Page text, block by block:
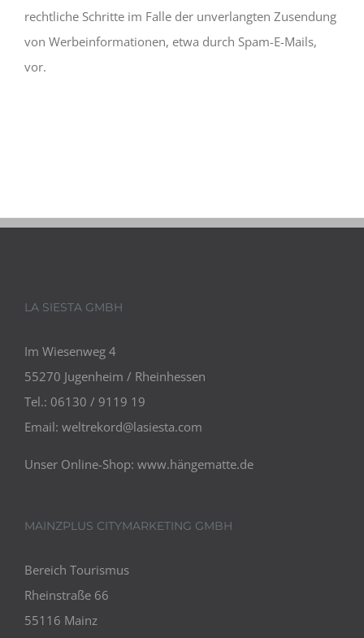
rechtliche Schritte im Falle der unverlangten Zusendung
von Werbeinformationen, etwa durch Spam-E-Mails,
vor.
LA SIESTA GMBH
Im Wiesenweg 4
55270 Jugenheim / Rheinhessen
Tel.: 06130 / 9119 19
Email: weltrekord@lasiesta.com
Unser Online-Shop: www.hängematte.de
MAINZPLUS CITYMARKETING GMBH
Bereich Tourismus
Rheinstraße 66
55116 Mainz